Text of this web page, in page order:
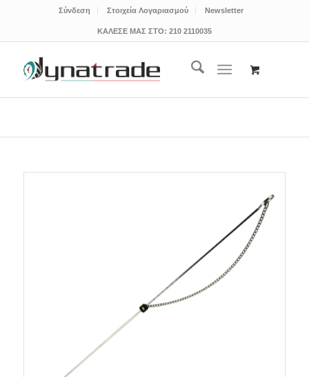
Σύνδεση Στοιχεία Λογαριασμού Newsletter
ΚΑΛΕΣΕ ΜΑΣ ΣΤΟ: 210 2110035